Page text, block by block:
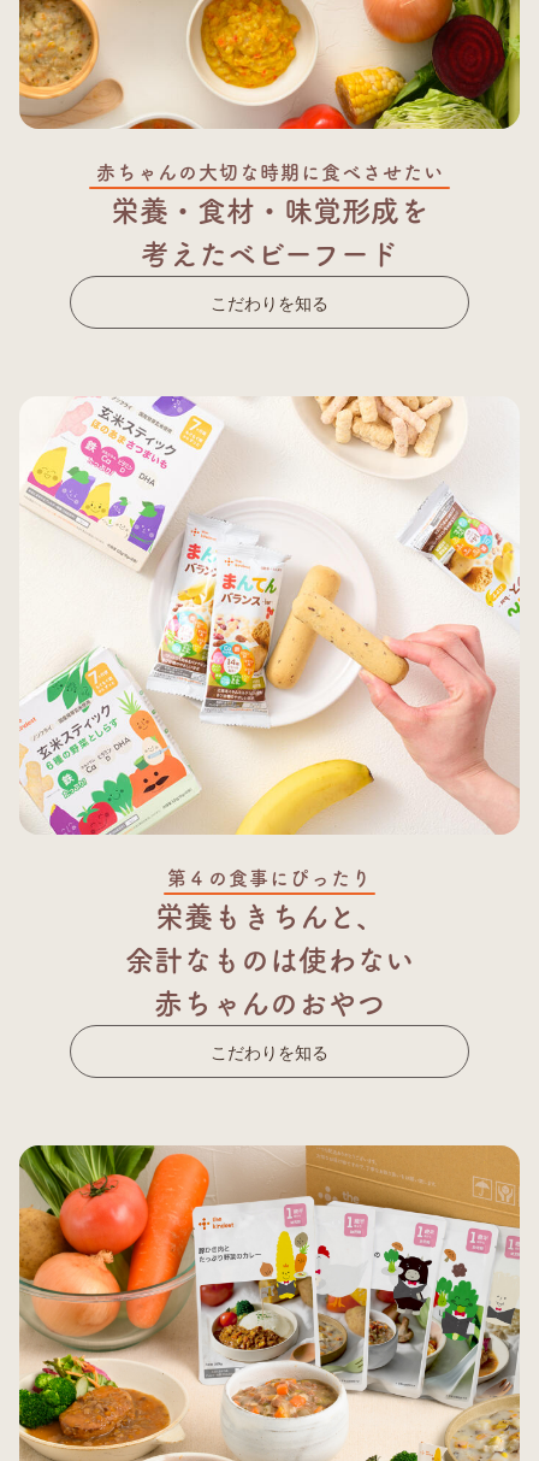
赤ちゃんの大切な時期に食べさせたい
栄養・食材・味覚形成を
考えたベビーフード
こだわりを知る
第４の食事にぴったり
栄養もきちんと、
余計なものは使わない
赤ちゃんのおやつ
こだわりを知る